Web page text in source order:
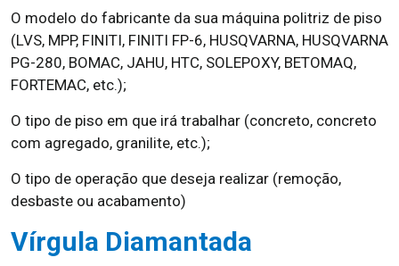
O modelo do fabricante da sua máquina politriz de piso
(LVS, MPP, FINITI, FINITI FP-6, HUSQVARNA, HUSQVARNA
PG-280, BOMAC, JAHU, HTC, SOLEPOXY, BETOMAQ,
FORTEMAC, etc.);
O tipo de piso em que irá trabalhar (concreto, concreto
com agregado, granilite, etc.);
O tipo de operação que deseja realizar (remoção,
desbaste ou acabamento)
Vírgula Diamantada